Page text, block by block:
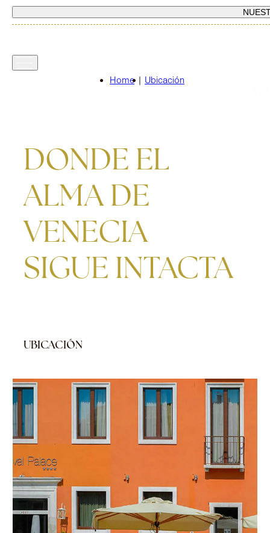
Home| Ubicación
DONDE EL
ALMA DE
VENECIA
SIGUE INTACTA
UBICACIÓN